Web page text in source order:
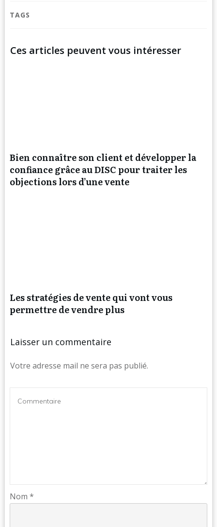
TAGS
Ces articles peuvent vous intéresser
Bien connaître son client et développer la
confiance grâce au DISC pour traiter les
objections lors d’une vente
Les stratégies de vente qui vont vous
permettre de vendre plus
Laisser un commentaire
Votre adresse mail ne sera pas publié.
Nom *